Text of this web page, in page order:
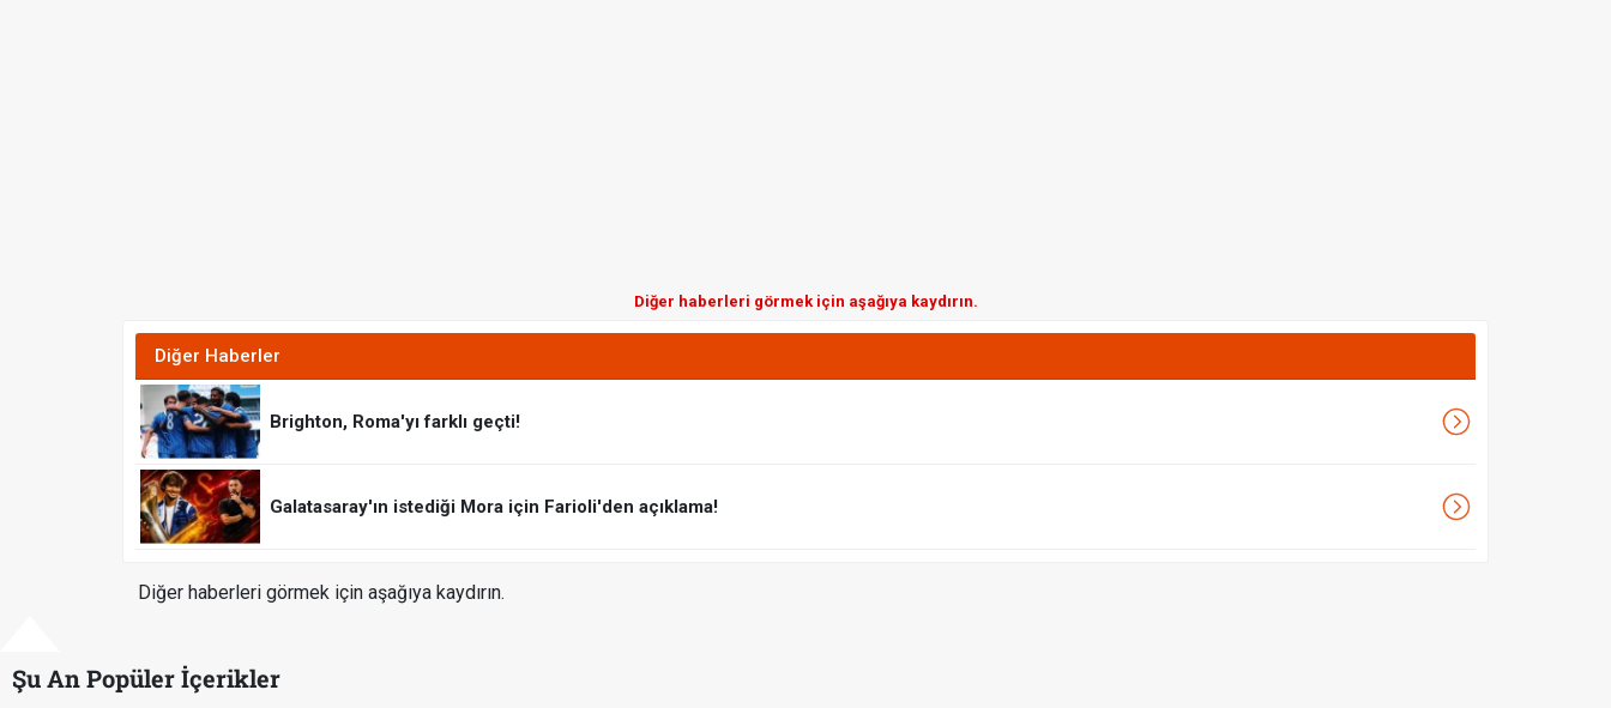
Diğer haberleri görmek için aşağıya kaydırın.
Diğer Haberler
Brighton, Roma'yı farklı geçti!
Galatasaray'ın istediği Mora için Farioli'den açıklama!
Diğer haberleri görmek için aşağıya kaydırın.
Şu An Popüler İçerikler